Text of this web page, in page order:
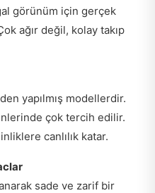
görünüm için gerçek
ağır değil, kolay takıp
yapılmış modellerdir.
çok tercih edilir.
canlılık katar.
sade ve zarif bir